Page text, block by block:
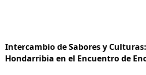
Intercambio de Sabores y
Hondarribia en el Encuentro de